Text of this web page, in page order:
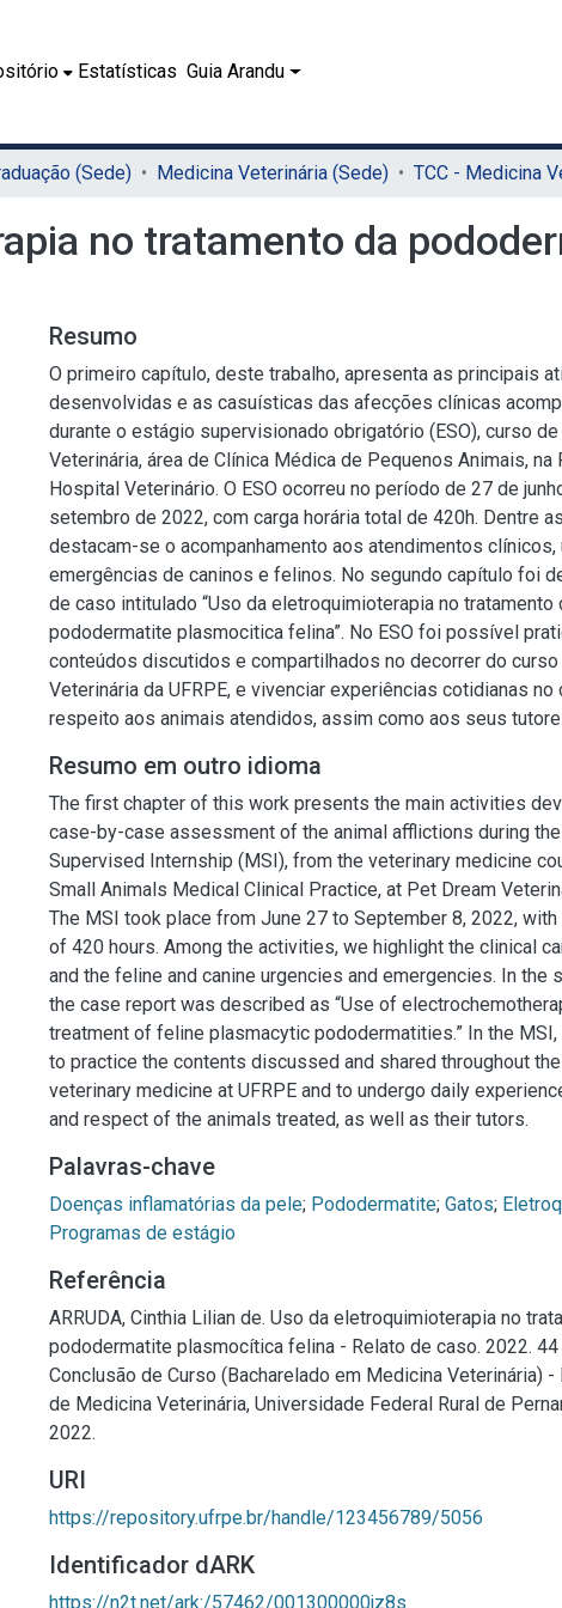
Estatísticas Guia Arandu
(Sede) Medicina Veterinária (Sede)
no tratamento da
Resumo
O primeiro capítulo, deste trabalho, apresenta as principais
desenvolvidas e as casuísticas das afecções clínicas
durante o estágio supervisionado obrigatório (ESO), curso
Veterinária, área de Clínica Médica de Pequenos Animais, na
Hospital Veterinário. O ESO ocorreu no período de 27 de
setembro de 2022, com carga horária total de 420h. Dentre
destacam-se o acompanhamento aos atendimentos clínicos,
emergências de caninos e felinos. No segundo capítulo foi
de caso intitulado “Uso da eletroquimioterapia no tratamento
pododermatite plasmocitica felina”. No ESO foi possível
conteúdos discutidos e compartilhados no decorrer do
Veterinária da UFRPE, e vivenciar experiências cotidianas no
respeito aos animais atendidos, assim como aos seus
Resumo em outro idioma
The first chapter of this work presents the main activities
case-by-case assessment of the animal afflictions during
Supervised Internship (MSI), from the veterinary medicine
Small Animals Medical Clinical Practice, at Pet Dream
The MSI took place from June 27 to September 8, 2022,
of 420 hours. Among the activities, we highlight the clinical
and the feline and canine urgencies and emergencies. In the
the case report was described as “Use of
treatment of feline plasmacytic pododermatities.” In the
to practice the contents discussed and shared throughout
veterinary medicine at UFRPE and to undergo daily
and respect of the animals treated, as well as their tutors.
Palavras-chave
Doenças inflamatórias da pele; Pododermatite; Gatos;
Programas de estágio
Referência
ARRUDA, Cinthia Lilian de. Uso da eletroquimioterapia no
pododermatite plasmocítica felina - Relato de caso. 2022. 44
Conclusão de Curso (Bacharelado em Medicina Veterinária) -
de Medicina Veterinária, Universidade Federal Rural de
2022.
URI
https://repository.ufrpe.br/handle/123456789/5056
Identificador dARK
https://n2t.net/ark:/57462/001300000jz8s